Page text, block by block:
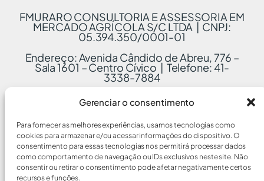
Gerenciar o consentimento
Para fornecer as melhores experiências, usamos tecnologias como
cookies para armazenar e/ou acessar informações do dispositivo. O
consentimento para essas tecnologias nos permitirá processar dados
como comportamento de navegação ou IDs exclusivos neste site. Não
consentir ou retirar o consentimento pode afetar negativamente certos
recursos e funções.
FMURARO CONSULTORIA E ASSESSORIA EM
MERCADO AGRÍCOLA S/C LTDA | CNPJ:
05.394.350/0001-01
Endereço: Avenida Cândido de Abreu, 776 –
Sala 1601 – Centro Cívico | Telefone: 41-
3338-7884